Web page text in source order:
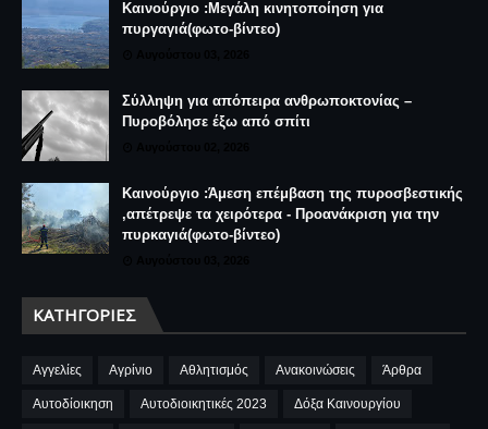
Καινούργιο :Μεγάλη κινητοποίηση για
πυργαγιά(φωτο-βίντεο)
Σύλληψη για απόπειρα ανθρωποκτονίας –
Πυροβόλησε έξω από σπίτι
Καινούργιο :Άμεση επέμβαση της πυροσβεστικής
,απέτρεψε τα χειρότερα - Προανάκριση για την
πυρκαγιά(φωτο-βίντεο)
ΚΑΤΗΓΟΡΊΕΣ
Αγγελίες Αγρίνιο Αθλητισμός Ανακοινώσεις Άρθρα
Αυτοδίοικηση Αυτοδιοικητικές 2023 Δόξα Καινουργίου